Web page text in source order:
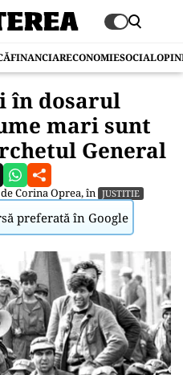
FINANCIARECONOMIESOCIAL
în dosarul
mari sunt
General
Corina Oprea, în JUSTITIE
preferată în Google